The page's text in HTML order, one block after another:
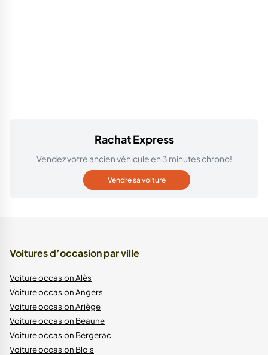
Rachat Express
Vendez votre ancien véhicule en 3 minutes chrono!
Vendre sa voiture
Voitures d’occasion par ville
Voiture occasion Alès
Voiture occasion Angers
Voiture occasion Ariège
Voiture occasion Beaune
Voiture occasion Bergerac
Voiture occasion Blois